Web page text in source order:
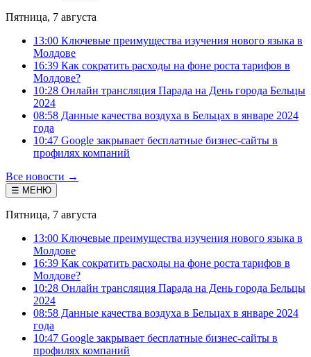
Пятница, 7 августа
13:00 Ключевые преимущества изучения нового языка в
Молдове
16:39 Как сократить расходы на фоне роста тарифов в
Молдове?
10:28 Онлайн трансляция Парада на День города Бельцы
2024
08:58 Данные качества воздуха в Бельцах в январе 2024
года
10:47 Google закрывает бесплатные бизнес-сайты в
профилях компаний
Все новости →
☰ МЕНЮ
Пятница, 7 августа
13:00 Ключевые преимущества изучения нового языка в
Молдове
16:39 Как сократить расходы на фоне роста тарифов в
Молдове?
10:28 Онлайн трансляция Парада на День города Бельцы
2024
08:58 Данные качества воздуха в Бельцах в январе 2024
года
10:47 Google закрывает бесплатные бизнес-сайты в
профилях компаний